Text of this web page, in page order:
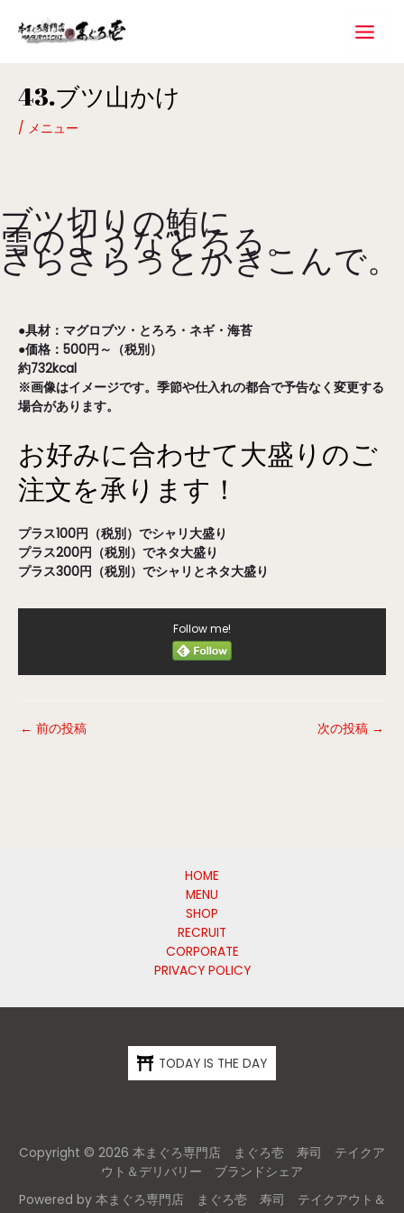
43.ブツ山かけ
/ メニュー
ブツ切りの鮪に
雪のようなとろろ。
さらさらっとかきこんで。
●具材：マグロブツ・とろろ・ネギ・海苔
●価格：500円～（税別）
約732kcal
※画像はイメージです。季節や仕入れの都合で予告なく変更する
場合があります。
お好みに合わせて大盛りのご
注文を承ります！
プラス100円（税別）でシャリ大盛り
プラス200円（税別）でネタ大盛り
プラス300円（税別）でシャリとネタ大盛り
Follow me!
navigation
← 前の投稿 次の投稿 →
HOME
MENU
SHOP
RECRUIT
CORPORATE
PRIVACY POLICY
TODAY IS THE DAY
Copyright © 2026 本まぐろ専門店 まぐろ壱 寿司 テイクア
ウト＆デリバリー ブランドシェア
Powered by 本まぐろ専門店 まぐろ壱 寿司 テイクアウト＆